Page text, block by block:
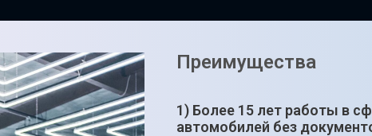
Преимущества
1) Более 15 лет работы в
автомобилей без